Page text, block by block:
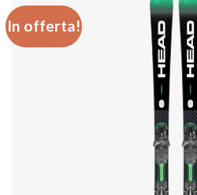
In offerta!